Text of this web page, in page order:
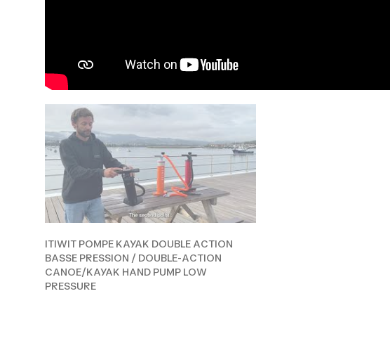
ITIWIT POMPE KAYAK DOUBLE ACTION
BASSE PRESSION / DOUBLE-ACTION
CANOE/KAYAK HAND PUMP LOW
PRESSURE